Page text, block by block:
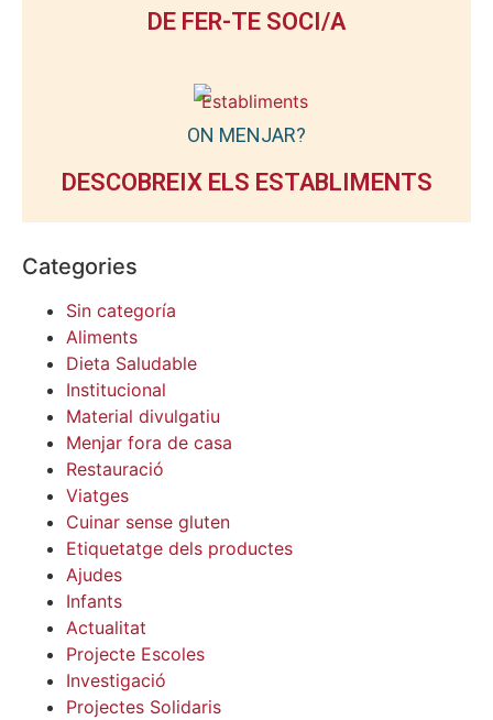
DE FER-TE SOCI/A
ON MENJAR?
DESCOBREIX ELS ESTABLIMENTS
Categories
Sin categoría
Aliments
Dieta Saludable
Institucional
Material divulgatiu
Menjar fora de casa
Restauració
Viatges
Cuinar sense gluten
Etiquetatge dels productes
Ajudes
Infants
Actualitat
Projecte Escoles
Investigació
Projectes Solidaris